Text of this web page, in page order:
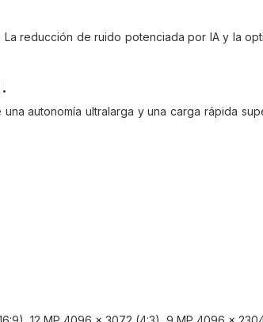
reducción de ruido potenciada por IA y la
autonomía ultralarga y una carga rápida